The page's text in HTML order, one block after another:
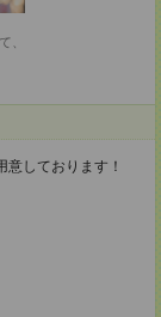
、
しております！